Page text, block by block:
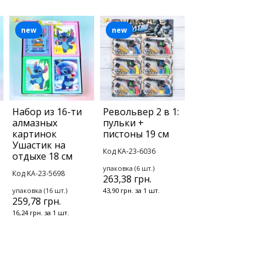
Набор из 16-ти
алмазных
картинок
Ушастик на
отдыхе 18 см
Код KA-23-5698
упаковка (16 шт.)
259,78 грн.
16,24 грн. за 1 шт.
new
Револьвер 2 в 1:
пульки +
пистоны 19 см
Код KA-23-6036
упаковка (6 шт.)
263,38 грн.
43,90 грн. за 1 шт.
new